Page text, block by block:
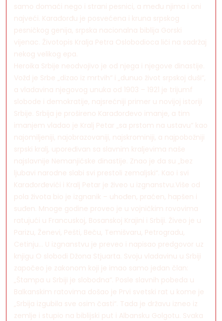
samo domaći nego i strani pesnici, a među njima i oni
najveći. Karađorđu je posvećena i kruna srpskog
pesničkog genija, srpska nacionalna biblija Gorski
vijenac. Životopis Kralja Petra Oslobodioca liči na sadržaj
nekog velikog epa.
Heroika Srbije neodvojivo je od njega i njegove dinastije.
Vožd je Srbe „dizao iz mrtvih“ i „dunuo život srpskoj duši“,
a vladavina njegovog unuka od 1903 – 1921 je trijumf
slobode i demokratije, najsrećniji primer u novijoj istoriji
Srbije. Srbija je prošireno Karađorđevo imanje, a tim
imanjem vladao je Kralj Petar „sa prstom na ustavu“ kao
najomiljeniji, najobrazovaniji, najskrominiji, a najpobožniji
srpski kralj, upoređivan sa slavnim kraljevima naše
najslavnije Nemanjićske dinastije. Znao je da su „bez
ljubavi narodne slabi svi prestoli zemaljski“. Kao i svi
Karađorđevići i Kralj Petar je živeo u izgnanstvu.Više od
pola života bio je izgnanik – uhođen, praćen, hapšen i
suđen. Mnoge godine proveo je u vojničkim rovovima
ratujući u Francuskoj, Bosanskoj Krajini i Srbiji. Živeo je u
Parizu, Ženevi, Pešti, Beču, Temišvaru, Petrogradu,
Cetinju… U izgnanstvu je preveo i napisao predgovor uz
knjigu O slobodi Džona Stjuarta. Svoju vladavinu u Srbiji
započeo je zakonom koji je imao samo jedan član:
„Štampa u Srbiji je slobodna“. Posle slavnih pobeda u
Balkanskim ratovima došao je Prvi svetski rat u kome je
„Srbija izgubila sve osim časti“. Tada je državu izneo iz
zemlje i stupio na biblijski put i Albansku Golgotu. Svaka